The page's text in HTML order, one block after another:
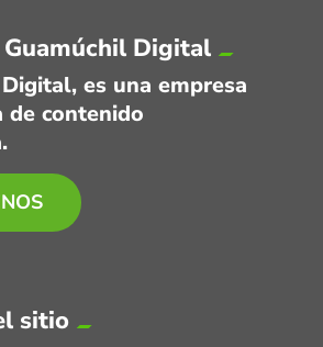
Digital
es una empresa
de contenido
sitio